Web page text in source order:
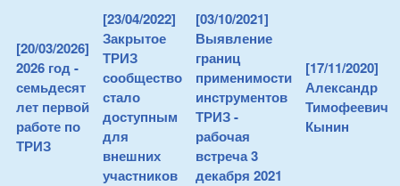
[20/03/2026]
2026 год -
семьдесят
лет первой
работе по
ТРИЗ
[23/04/2022]
Закрытое
ТРИЗ
сообщество
стало
доступным
для
внешних
участников
[03/10/2021]
Выявление
границ
применимости
инструментов
ТРИЗ -
рабочая
встреча 3
декабря 2021
[17/11/2020]
Александр
Тимофеевич
Кынин